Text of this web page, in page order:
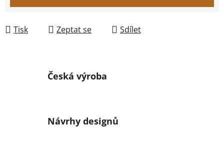
Tisk Zeptat se Sdílet
Česká výroba
Návrhy designů